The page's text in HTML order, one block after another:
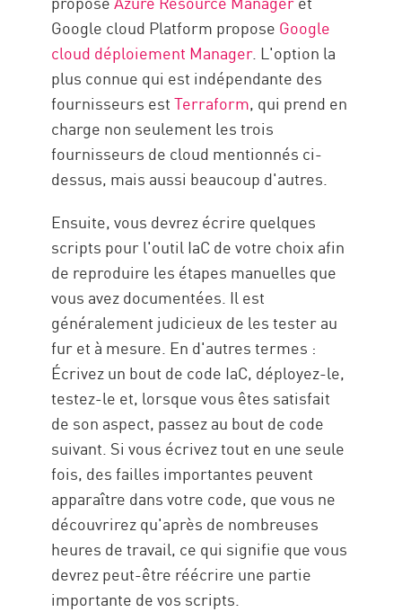
Google cloud Platform propose Google
cloud déploiement Manager. L'option la
plus connue qui est indépendante des
fournisseurs estTerraform, qui prend en
charge non seulement les trois
fournisseurs de cloud mentionnés ci-
dessus, mais aussi beaucoup d'autres.
Ensuite, vous devrez écrire quelques
scripts pour l'outil IaC de votre choix afin
de reproduire les étapes manuelles que
vous avez documentées. Il est
généralement judicieux de les tester au
fur et à mesure. En d'autres termes :
Écrivez un bout de code IaC, déployez-le,
testez-le et, lorsque vous êtes satisfait
de son aspect, passez au bout de code
suivant. Si vous écrivez tout en une seule
fois, des failles importantes peuvent
apparaître dans votre code, que vous ne
découvrirez qu'après de nombreuses
heures de travail, ce qui signifie que vous
devrez peut-être réécrire une partie
importante de vos scripts.